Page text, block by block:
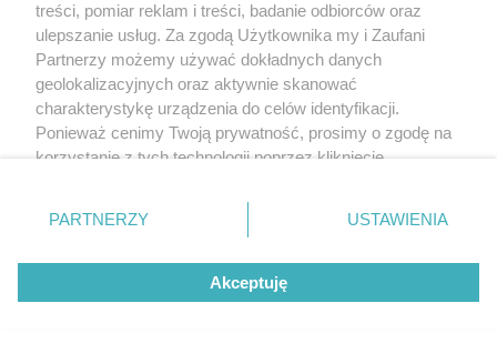
treści, pomiar reklam i treści, badanie odbiorców oraz
ulepszanie usług. Za zgodą Użytkownika my i Zaufani
Partnerzy możemy używać dokładnych danych
geolokalizacyjnych oraz aktywnie skanować
charakterystykę urządzenia do celów identyfikacji.
Ponieważ cenimy Twoją prywatność, prosimy o zgodę na
korzystanie z tych technologii poprzez kliknięcie
zmienić/wycofać klikając przycisk ustawień prywatności
znajdujący się w lewym dolnym rogu strony
rodzaje przetwarzania danych nie wymagają zgody
użytkownika, ale masz prawo sprzeciwić się takiemu
przetwarzaniu. Preferencje będą miały zastosowanie tylko
PARTNERZY USTAWIENIA
Akceptuję